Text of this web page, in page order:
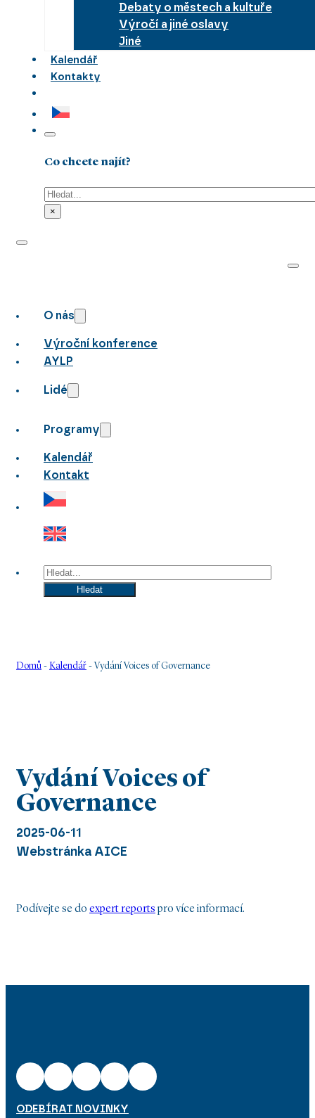
Debaty o městech a kultuře
Výročí a jiné oslavy
Jiné
Kalendář
Kontakty
Co chcete najít?
Hledat
×
O nás
Výroční konference
AYLP
Lidé
Programy
Kalendář
Kontakt
Hledat
Hledat
Domů - Kalendář - Vydání Voices of Governance
Vydání Voices of
Governance
2025-06-11
Webstránka AICE
Podívejte se do expert reports pro více informací.
ODEBÍRAT NOVINKY